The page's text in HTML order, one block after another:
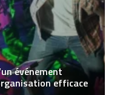
événement
efficace